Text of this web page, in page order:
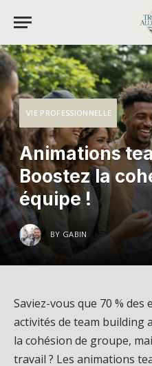
VIE PROFESSIONNELLE
Animations
Boostez la
équipe !
BY GABIN
Saviez-vous que 70 %
activités de team building
la cohésion de groupe,
travail ? Les animations